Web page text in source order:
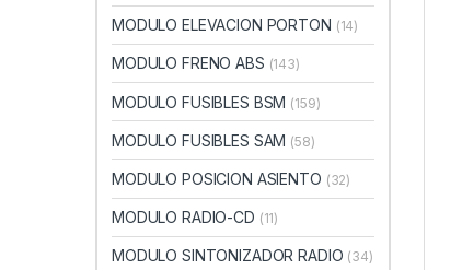
MODULO ELEVACION PORTON (14)
MODULO FRENO ABS (143)
MODULO FUSIBLES BSM (159)
MODULO FUSIBLES SAM (58)
MODULO POSICION ASIENTO (32)
MODULO RADIO-CD (11)
MODULO SINTONIZADOR RADIO (34)